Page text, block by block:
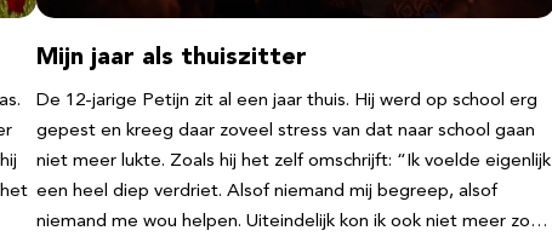
Mijn jaar als thuiszitter
De 12-jarige Petijn zit al een jaar thuis. Hij werd op school erg
gepest en kreeg daar zoveel stress van dat naar school gaan
niet meer lukte. Zoals hij het zelf omschrijft: “Ik voelde eigenlijk
een heel diep verdriet. Alsof niemand mij begreep, alsof
niemand me wou helpen. Uiteindelijk kon ik ook niet meer zo…